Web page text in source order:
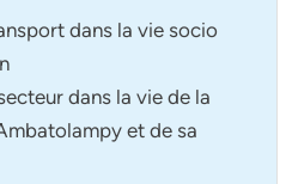
dans la vie socio
dans la vie de la
et de sa